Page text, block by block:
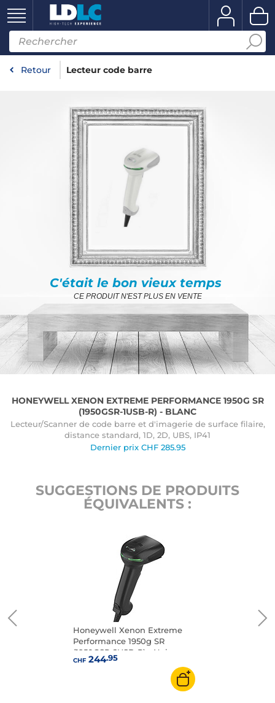
Retour Lecteur code barre
C'était le bon vieux temps
CE PRODUIT N'EST PLUS EN VENTE
HONEYWELL XENON EXTREME PERFORMANCE 1950G SR
(1950GSR-1USB-R) - BLANC
Lecteur/Scanner de code barre et d'imagerie de surface filaire,
distance standard, 1D, 2D, UBS, IP41
Dernier prix CHF285.95
SUGGESTIONS DE PRODUITS
ÉQUIVALENTS :
Honeywell Xenon Extreme
Performance 1950g SR
(1950GSR-2USB-R) - Noir
CHF244.95